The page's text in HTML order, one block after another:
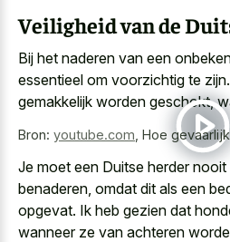
Veiligheid van de
Bij het naderen van een
essentieel om voorzichtig te
gemakkelijk worden geschokt,
Bron: youtube.com Hoe
Je moet een Duitse herder
benaderen, omdat dit als een
opgevat. Ik heb gezien dat
wanneer ze van achteren